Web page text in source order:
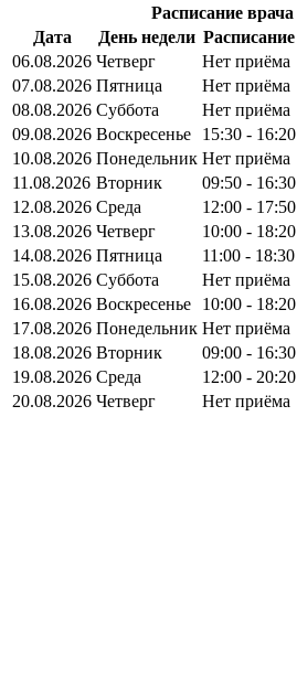
Расписание врача
Дата
День недели Расписание
06.08.2026 Четверг Нет приёма
07.08.2026 Пятница Нет приёма
08.08.2026 Суббота Нет приёма
09.08.2026 Воскресенье 15:30 - 16:20
10.08.2026 Понедельник Нет приёма
11.08.2026 Вторник 09:50 - 16:30
12.08.2026 Среда 12:00 - 17:50
13.08.2026 Четверг 10:00 - 18:20
14.08.2026 Пятница 11:00 - 18:30
15.08.2026 Суббота Нет приёма
16.08.2026 Воскресенье 10:00 - 18:20
17.08.2026 Понедельник Нет приёма
18.08.2026 Вторник 09:00 - 16:30
19.08.2026 Среда 12:00 - 20:20
20.08.2026 Четверг Нет приёма